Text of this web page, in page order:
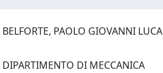
BELFORTE, PAOLO GIOVANNI LUCA
DIPARTIMENTO DI MECCANICA